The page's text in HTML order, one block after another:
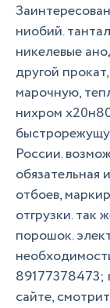
ниобий.
никелевые
другой
марочную,
нихром
России.
отбоев,
отгрузки. так
порошок.
89177378473;
сайте,